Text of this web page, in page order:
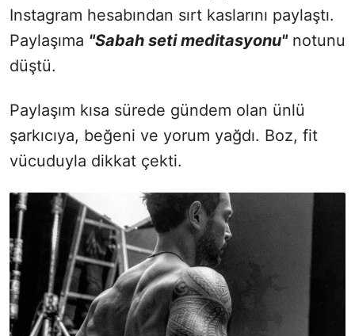
Instagram hesabından sırt kaslarını paylaştı.
Paylaşıma "Sabah seti meditasyonu"notunu
düştü.
Paylaşım kısa sürede gündem olan ünlü
şarkıcıya, beğeni ve yorum yağdı. Boz, fit
vücuduyla dikkat çekti.